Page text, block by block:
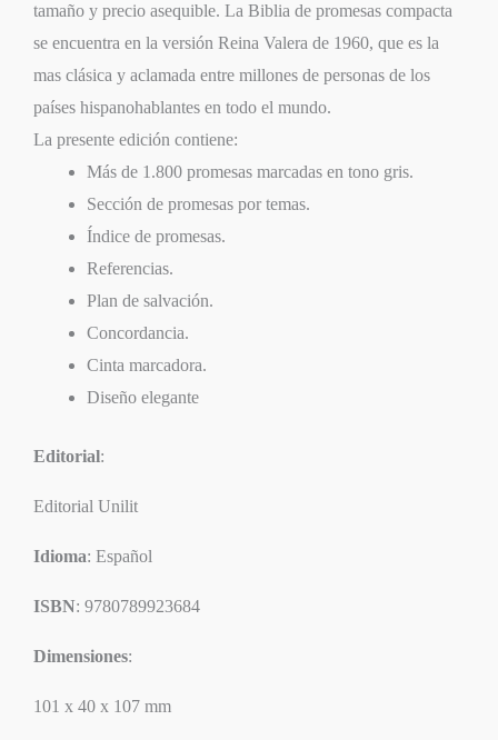
tamaño y precio asequible. La Biblia de promesas compacta
se encuentra en la versión Reina Valera de 1960, que es la
mas clásica y aclamada entre millones de personas de los
países hispanohablantes en todo el mundo.
La presente edición contiene:
Más de 1.800 promesas marcadas en tono gris.
Sección de promesas por temas.
Índice de promesas.
Referencias.
Plan de salvación.
Concordancia.
Cinta marcadora.
Diseño elegante
Editorial:
Editorial Unilit
Idioma: Español
ISBN: 9780789923684
Dimensiones:
101 x 40 x 107 mm